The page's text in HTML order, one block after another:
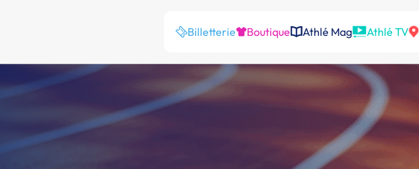
Billetterie Boutique Athlé Mag Athlé TV